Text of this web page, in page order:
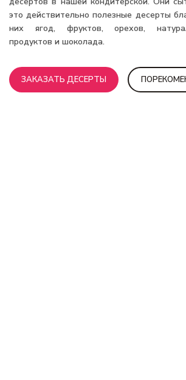
это действительно полезные десерты
них ягод, фруктов, орехов,
продуктов и шоколада.
ЗАКАЗАТЬ ДЕСЕРТЫ